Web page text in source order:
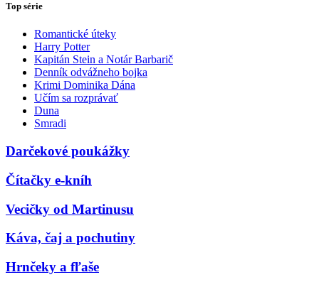
Top série
Romantické úteky
Harry Potter
Kapitán Stein a Notár Barbarič
Denník odvážneho bojka
Krimi Dominika Dána
Učím sa rozprávať
Duna
Smradi
Darčekové poukážky
Čítačky e-kníh
Vecičky od Martinusu
Káva, čaj a pochutiny
Hrnčeky a fľaše